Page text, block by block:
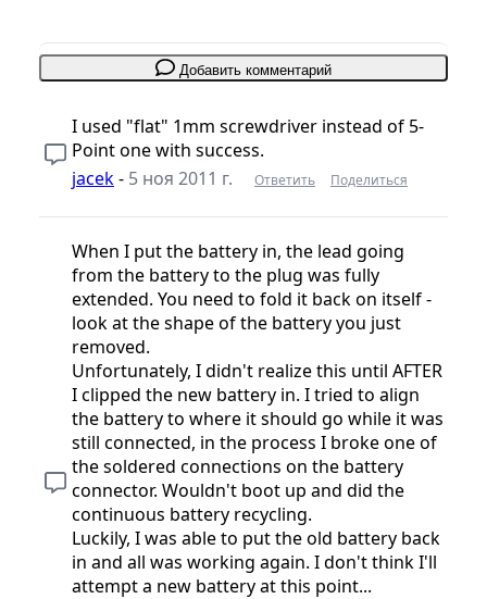
Добавить комментарий
I used "flat" 1mm screwdriver instead of 5-
Point one with success.
jacek- 5 ноя 2011 г. Ответить Поделиться
When I put the battery in, the lead going
from the battery to the plug was fully
extended. You need to fold it back on itself -
look at the shape of the battery you just
removed.
Unfortunately, I didn't realize this until AFTER
I clipped the new battery in. I tried to align
the battery to where it should go while it was
still connected, in the process I broke one of
the soldered connections on the battery
connector. Wouldn't boot up and did the
continuous battery recycling.
Luckily, I was able to put the old battery back
in and all was working again. I don't think I'll
attempt a new battery at this point...